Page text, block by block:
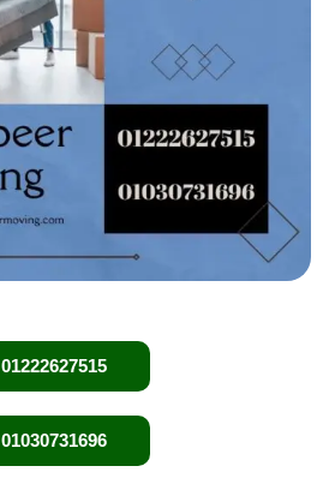
01222627515
01030731696